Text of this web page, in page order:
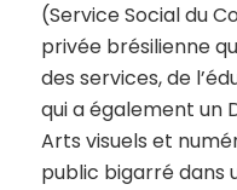
(Service Social du
privée brésilienne
des services, de
qui a également un
Arts visuels et
public bigarré dans